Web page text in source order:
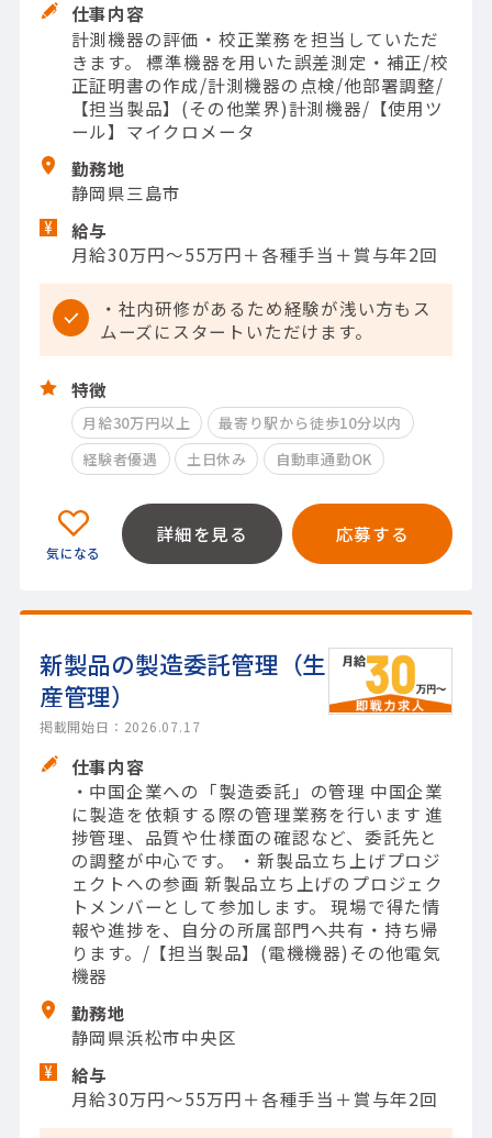
仕事内容
計測機器の評価・校正業務を担当していただ
きます。 標準機器を用いた誤差測定・補正/校
正証明書の作成/計測機器の点検/他部署調整/
【担当製品】(その他業界)計測機器/【使用ツ
ール】マイクロメータ
勤務地
静岡県三島市
給与
月給30万円～55万円＋各種手当＋賞与年2回
・社内研修があるため経験が浅い方もス
ムーズにスタートいただけます。
特徴
月給30万円以上
最寄り駅から徒歩10分以内
経験者優遇
土日休み 自動車通勤OK
詳細を見る 応募する
新製品の製造委託管理（生
産管理）
掲載開始日：2026.07.17
仕事内容
・中国企業への「製造委託」の管理 中国企業
に製造を依頼する際の管理業務を行います 進
捗管理、品質や仕様面の確認など、委託先と
の調整が中心です。 ・新製品立ち上げプロジ
ェクトへの参画 新製品立ち上げのプロジェク
トメンバーとして参加します。 現場で得た情
報や進捗を、自分の所属部門へ共有・持ち帰
ります。/【担当製品】(電機機器)その他電気
機器
勤務地
静岡県浜松市中央区
給与
月給30万円～55万円＋各種手当＋賞与年2回